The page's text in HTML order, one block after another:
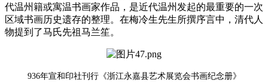
代温州籍或寓温书画家作品，是近代温州发起的最重要的一次
区域书画历史遗存的整理。在梅冷生先生所撰序言中，清代人
物提到了马氏先祖马兰笙。
936年宣和印社刊行《浙江永嘉县艺术展览会书画纪念册》